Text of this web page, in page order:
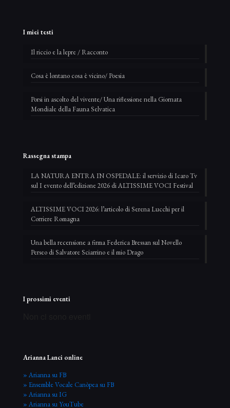
I miei testi
Il riccio e la lepre / Racconto
Cosa è lontano cosa è vicino/ Poesia
Porsi in ascolto del vivente/ Una riflessione nella Giornata
Mondiale della Fauna Selvatica
Rassegna stampa
LA NATURA ENTRA IN OSPEDALE: il servizio di Icaro Tv
sul I evento dell’edizione 2026 di ALTISSIME VOCI Festival
ALTISSIME VOCI 2026: l’articolo di Serena Lucchi per il
Corriere Romagna
Una bella recensione a firma Federica Bressan sul Novello
Perseo di Salvatore Sciarrino e il mio Drago
I prossimi eventi
Arianna Lanci online
» Arianna su FB
» Ensemble Vocale Canòpea su FB
» Arianna su IG
» Arianna su YouTube